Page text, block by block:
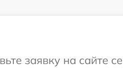
заявку на сайте